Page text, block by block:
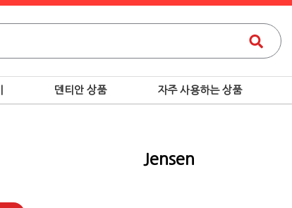
덴티안 상품 자주 사용하는 상품
Jensen